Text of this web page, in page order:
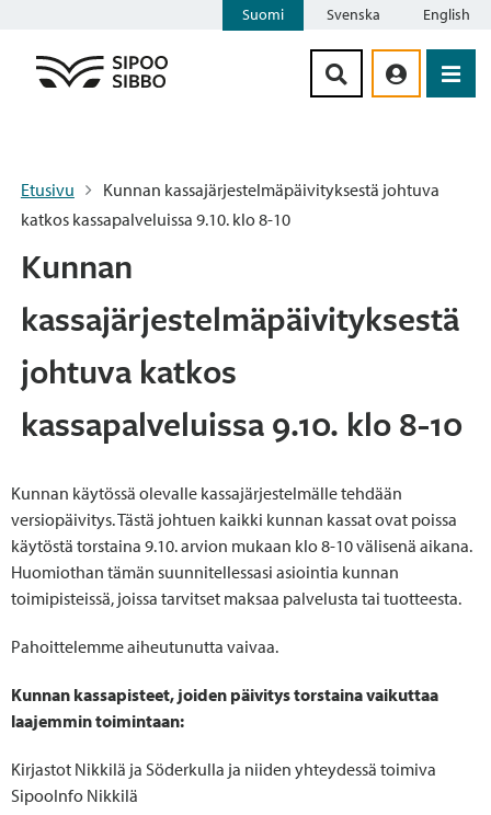
Suomi Svenska English
Etusivu
Kunnan kassajärjestelmäpäivityksestä johtuva
katkos kassapalveluissa 9.10. klo 8-10
Kunnan
kassajärjestelmäpäivityksestä
johtuva katkos
kassapalveluissa 9.10. klo 8-10
Kunnan käytössä olevalle kassajärjestelmälle tehdään
versiopäivitys. Tästä johtuen kaikki kunnan kassat ovat poissa
käytöstä torstaina 9.10. arvion mukaan klo 8-10 välisenä aikana.
Huomiothan tämän suunnitellessasi asiointia kunnan
toimipisteissä, joissa tarvitset maksaa palvelusta tai tuotteesta.
Pahoittelemme aiheutunutta vaivaa.
Kunnan kassapisteet, joiden päivitys torstaina vaikuttaa
laajemmin toimintaan:
Kirjastot Nikkilä ja Söderkulla ja niiden yhteydessä toimiva
SipooInfo Nikkilä